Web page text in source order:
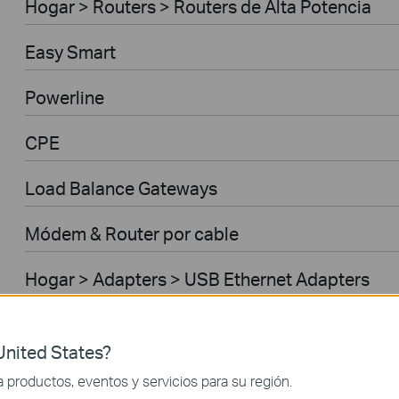
Hogar > Routers > Routers de Alta Potencia
Easy Smart
Powerline
CPE
Load Balance Gateways
Módem & Router por cable
Hogar > Adapters > USB Ethernet Adapters
Hogar > Modems/ Gateways > Routers 5G/4G
States?
productos, eventos y servicios para su región.